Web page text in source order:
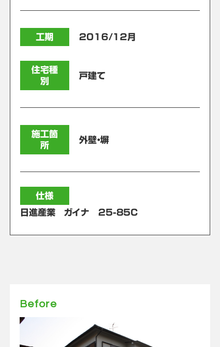
工期 2016/12月
住宅種
別
戸建て
施工箇
所
外壁・塀
仕様
日進産業 ガイナ 25-85C
Before